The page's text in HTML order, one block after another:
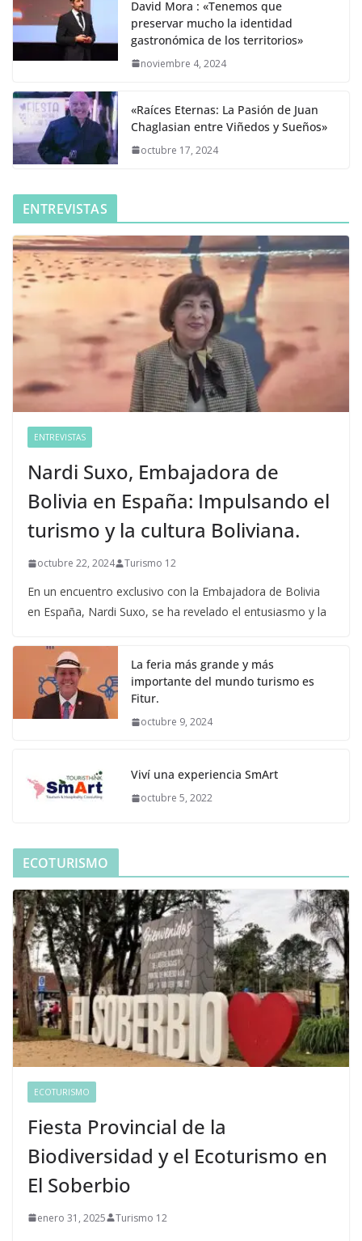
David Mora : «Tenemos que
preservar mucho la identidad
gastronómica de los territorios»
noviembre 4, 2024
«Raíces Eternas: La Pasión de Juan
Chaglasian entre Viñedos y Sueños»
octubre 17, 2024
ENTREVISTAS
ENTREVISTAS
Nardi Suxo, Embajadora de
Bolivia en España: Impulsando el
turismo y la cultura Boliviana.
octubre 22, 2024 Turismo 12
En un encuentro exclusivo con la Embajadora de Bolivia
en España, Nardi Suxo, se ha revelado el entusiasmo y la
La feria más grande y más
importante del mundo turismo es
Fitur.
octubre 9, 2024
Viví una experiencia SmArt
octubre 5, 2022
ECOTURISMO
ECOTURISMO
Fiesta Provincial de la
Biodiversidad y el Ecoturismo en
El Soberbio
enero 31, 2025 Turismo 12